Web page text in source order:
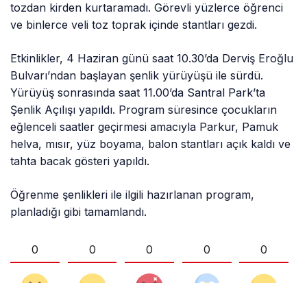
tozdan kirden kurtaramadı. Görevli yüzlerce öğrenci
ve binlerce veli toz toprak içinde stantları gezdi.
Etkinlikler, 4 Haziran günü saat 10.30’da Derviş Eroğlu
Bulvarı’ndan başlayan şenlik yürüyüşü ile sürdü.
Yürüyüş sonrasında saat 11.00’da Santral Park’ta
Şenlik Açılışı yapıldı. Program süresince çocukların
eğlenceli saatler geçirmesi amacıyla Parkur, Pamuk
helva, mısır, yüz boyama, balon stantları açık kaldı ve
tahta bacak gösteri yapıldı.
Öğrenme şenlikleri ile ilgili hazırlanan program,
planladığı gibi tamamlandı.
0 0 0 0 0